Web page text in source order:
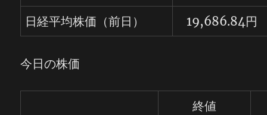
日経平均株価（前日）
19,686.84円
今日の株価
終値